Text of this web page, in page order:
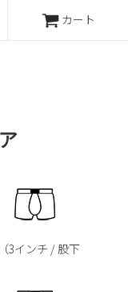
カート
3インチ / 股下